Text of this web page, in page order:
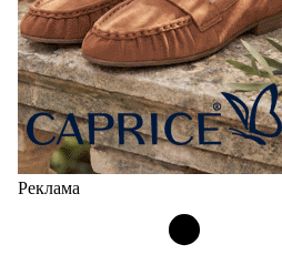
Реклама